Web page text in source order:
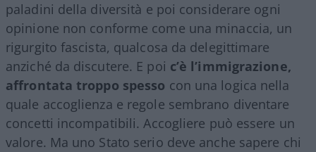
paladini della diversità e poi considerare ogni
opinione non conforme come una minaccia, un
rigurgito fascista, qualcosa da delegittimare
anziché da discutere. E poi c’è l’immigrazione,
affrontata troppo spesso con una logica nella
quale accoglienza e regole sembrano diventare
concetti incompatibili. Accogliere può essere un
valore. Ma uno Stato serio deve anche sapere chi